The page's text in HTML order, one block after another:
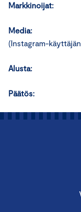
(Instagram-